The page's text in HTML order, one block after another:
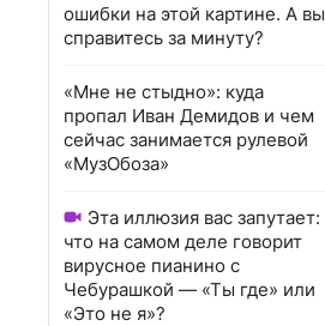
ошибки на этой картине. А вы
справитесь за минуту?
«Мне не стыдно»: куда
пропал Иван Демидов и чем
сейчас занимается рулевой
«МузОбоза»
Эта иллюзия вас запутает:
что на самом деле говорит
вирусное пианино с
Чебурашкой — «Ты где» или
«Это не я»?